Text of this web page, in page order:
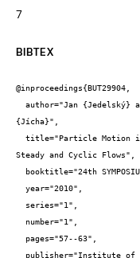
7
BIBTEX
@inproceedings{BUT29904,
{Jícha}",
Steady and Cyclic Flows",